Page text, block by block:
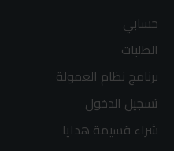
حسابي
الطلبات
برنامج نظام العمولة
تسجيل الدخول
شراء قسيمة هدايا